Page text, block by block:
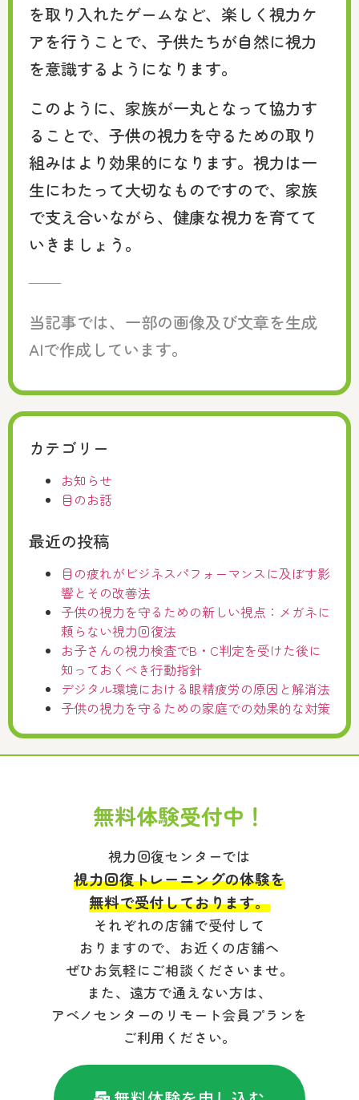
を取り入れたゲームなど、楽しく視力ケ
アを行うことで、子供たちが自然に視力
を意識するようになります。
このように、家族が一丸となって協力す
ることで、子供の視力を守るための取り
組みはより効果的になります。視力は一
生にわたって大切なものですので、家族
で支え合いながら、健康な視力を育てて
いきましょう。
——
当記事では、一部の画像及び文章を生成
AIで作成しています。
カテゴリー
お知らせ
目のお話
最近の投稿
目の疲れがビジネスパフォーマンスに及ぼす影
響とその改善法
子供の視力を守るための新しい視点：メガネに
頼らない視力回復法
お子さんの視力検査でB・C判定を受けた後に
知っておくべき行動指針
デジタル環境における眼精疲労の原因と解消法
子供の視力を守るための家庭での効果的な対策
無料体験受付中！
視力回復センターでは
視力回復トレーニングの体験を
無料で受付しております。
それぞれの店舗で受付して
おりますので、お近くの店舗へ
ぜひお気軽にご相談くださいませ。
また、遠方で通えない方は、
アベノセンターのリモート会員プランを
ご利用ください。